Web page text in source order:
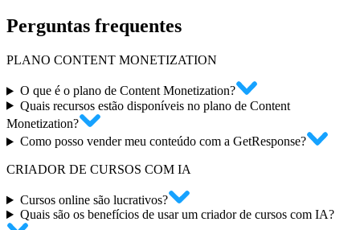
Perguntas frequentes
PLANO CONTENT MONETIZATION
O que é o plano de Content Monetization?
Quais recursos estão disponíveis no plano de Content
Monetization?
Como posso vender meu conteúdo com a GetResponse?
CRIADOR DE CURSOS COM IA
Cursos online são lucrativos?
Quais são os benefícios de usar um criador de cursos com IA?